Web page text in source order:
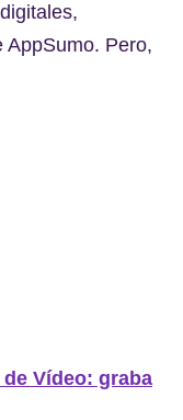
AppSumo. Pero,
Vídeo: graba